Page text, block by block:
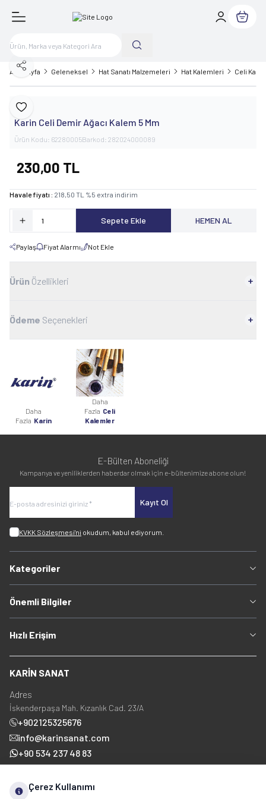
Sepetim
Ana Sayfa Geleneksel Hat Sanatı Malzemeleri Hat Kalemleri Celi
Favoriye Ekle
Paylaş
Karin
Karin Celi Demir Ağacı Kalem 5 Mm
Ürün Kodu: 62280005Barkod: 282024000089
230,00 TL
Havale fiyatı : 218,50 TL %5 extra indirim
Sepete Ekle HEMEN AL
Paylaş Fiyat Alarmı Not Ekle
Ürün Özellikleri
Ödeme Seçenekleri
Daha
Fazla Karin
Daha
Fazla Celi
Kalemler
E-Bülten Aboneliği
Kampanya ve yeniliklerden haberdar olmak için e-bültenimize abone olun!
Kayıt Ol
KVKK Sözleşmesi'ni okudum, kabul ediyorum.
Kategoriler
Önemli Bilgiler
Hızlı Erişim
KARİN SANAT
Adres
İskenderpaşa Mah. Kızanlık Cad. 23/A
+902125325676
info@karinsanat.com
+90 534 237 48 83
Çerez Kullanımı